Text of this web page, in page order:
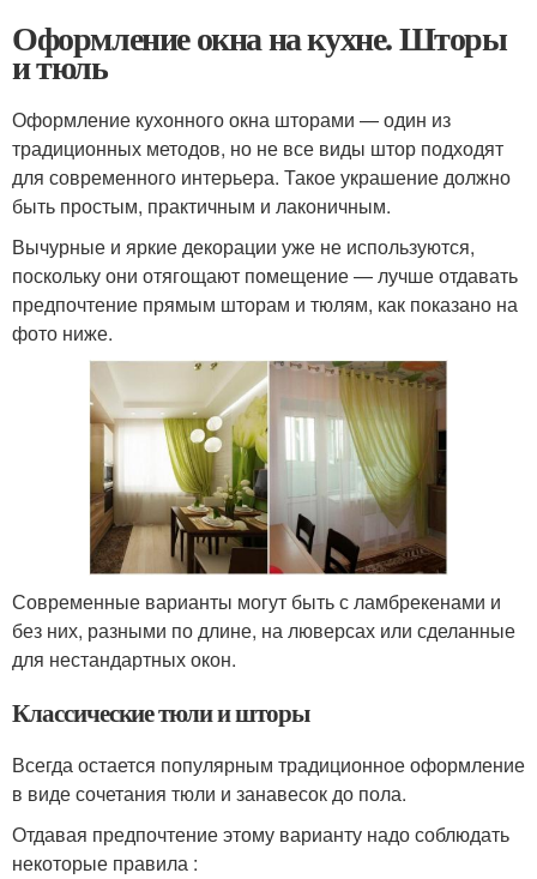
Оформление окна на кухне. Шторы
и тюль
Оформление кухонного окна шторами — один из
традиционных методов, но не все виды штор подходят
для современного интерьера. Такое украшение должно
быть простым, практичным и лаконичным.
Вычурные и яркие декорации уже не используются,
поскольку они отягощают помещение — лучше отдавать
предпочтение прямым шторам и тюлям, как показано на
фото ниже.
Современные варианты могут быть с ламбрекенами и
без них, разными по длине, на люверсах или сделанные
для нестандартных окон.
Классические тюли и шторы
Всегда остается популярным традиционное оформление
в виде сочетания тюли и занавесок до пола.
Отдавая предпочтение этому варианту надо соблюдать
некоторые правила :